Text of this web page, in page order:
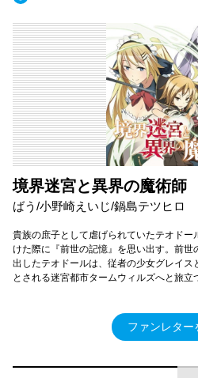
境界迷宮と異界の魔術師
ばう/小野崎えいじ/鍋島テツヒロ
貴族の庶子として虐げられていたテオド
けた際に『前世の記憶』を思い出す。前
出したテオドールは、従者の少女グレイス
とされる迷宮都市タームウィルズへと旅立
ファンレター